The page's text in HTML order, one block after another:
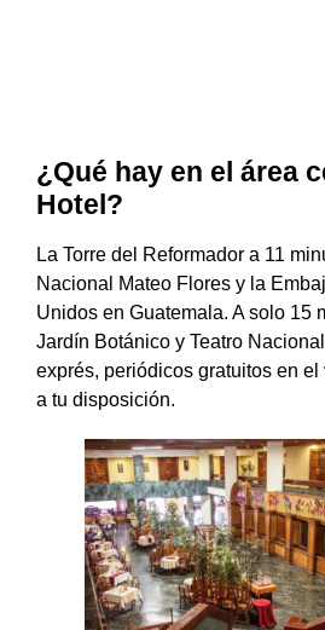
¿Qué hay en el área
Hotel?
La Torre del Reformador a 11
Nacional Mateo Flores y la
Unidos en Guatemala. A solo 15
Jardín Botánico y Teatro
exprés, periódicos gratuitos en
a tu disposición.